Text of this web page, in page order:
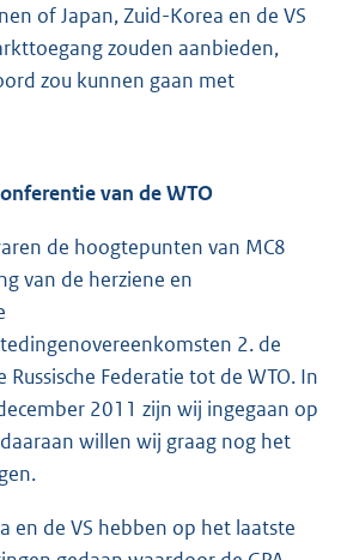
of Japan, Zuid-Korea en de VS
zouden aanbieden,
zou kunnen gaan met
van de WTO
de hoogtepunten van MC8
van de herziene en
2. de
Federatie tot de WTO. In
2011 zijn wij ingegaan op
willen wij graag nog het
en de VS hebben op het laatste